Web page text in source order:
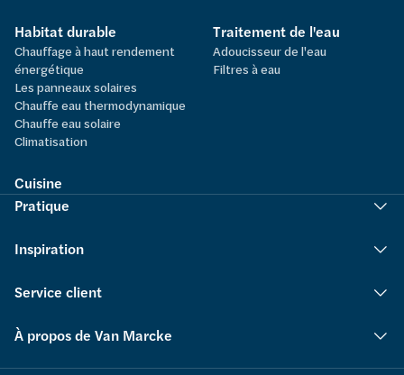
Habitat durable
Chauffage à haut rendement
énergétique
Les panneaux solaires
Chauffe eau thermodynamique
Chauffe eau solaire
Climatisation
Traitement de l'eau
Adoucisseur de l'eau
Filtres à eau
Cuisine
Pratique
Inspiration
Service client
À propos de Van Marcke